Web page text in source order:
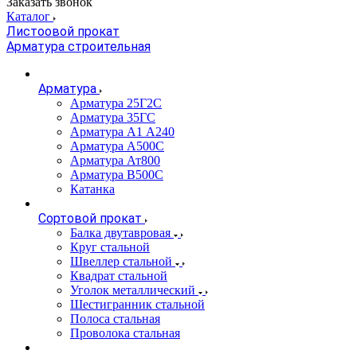
Каталог
Листоовой прокат
Арматура строительная
Арматура
Арматура 25Г2С
Арматура 35ГС
Арматура А1 А240
Арматура А500С
Арматура Ат800
Арматура В500С
Катанка
Сортовой прокат
Балка двутавровая
Круг стальной
Швеллер стальной
Квадрат стальной
Уголок металлический
Шестигранник стальной
Полоса стальная
Проволока стальная